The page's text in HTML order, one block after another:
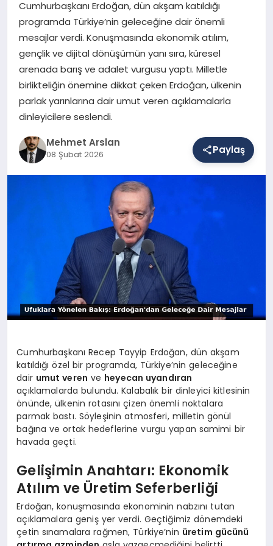
SAĞLIK
EĞITIM
YAŞAM
Cumhurbaşkanı Erdoğan, dün akşam katıldığı
programda Türkiye’nin geleceğine dair önemli
mesajlar verdi. Konuşmasında ekonomik atılım,
gençlik ve dijital dönüşümün yanı sıra, küresel
arenada barış ve adalet vurgusu yaptı. Milletle
birlikteliğin önemine dikkat çeken Erdoğan, ülkenin
parlak yarınlarına dair umut veren açıklamalarla
dinleyicilere seslendi.
Mehmet Arslan
08 Şubat 2026 Paylaş
Cumhurbaşkanı Recep Tayyip Erdoğan, dün akşam
katıldığı özel bir programda, Türkiye’nin geleceğine
dair umut veren ve heyecan uyandıran
açıklamalarda bulundu. Kalabalık bir dinleyici kitlesinin
önünde, ülkenin rotasını çizen önemli noktalara
parmak bastı. Söyleşinin atmosferi, milletin gönül
bağına ve ortak hedeflerine vurgu yapan samimi bir
havada geçti.
Gelişimin Anahtarı: Ekonomik
Atılım ve Üretim Seferberliği
Erdoğan, konuşmasında ekonominin nabzını tutan
açıklamalara geniş yer verdi. Geçtiğimiz dönemdeki
çetin sınamalara rağmen, Türkiye’nin üretim gücünü